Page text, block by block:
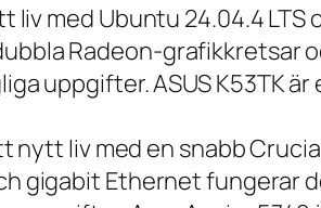
med Ubuntu 24.04.4 LTS
Radeon-grafikkretsar
uppgifter. ASUS K53TK
liv med en snabb Crucial
gigabit Ethernet